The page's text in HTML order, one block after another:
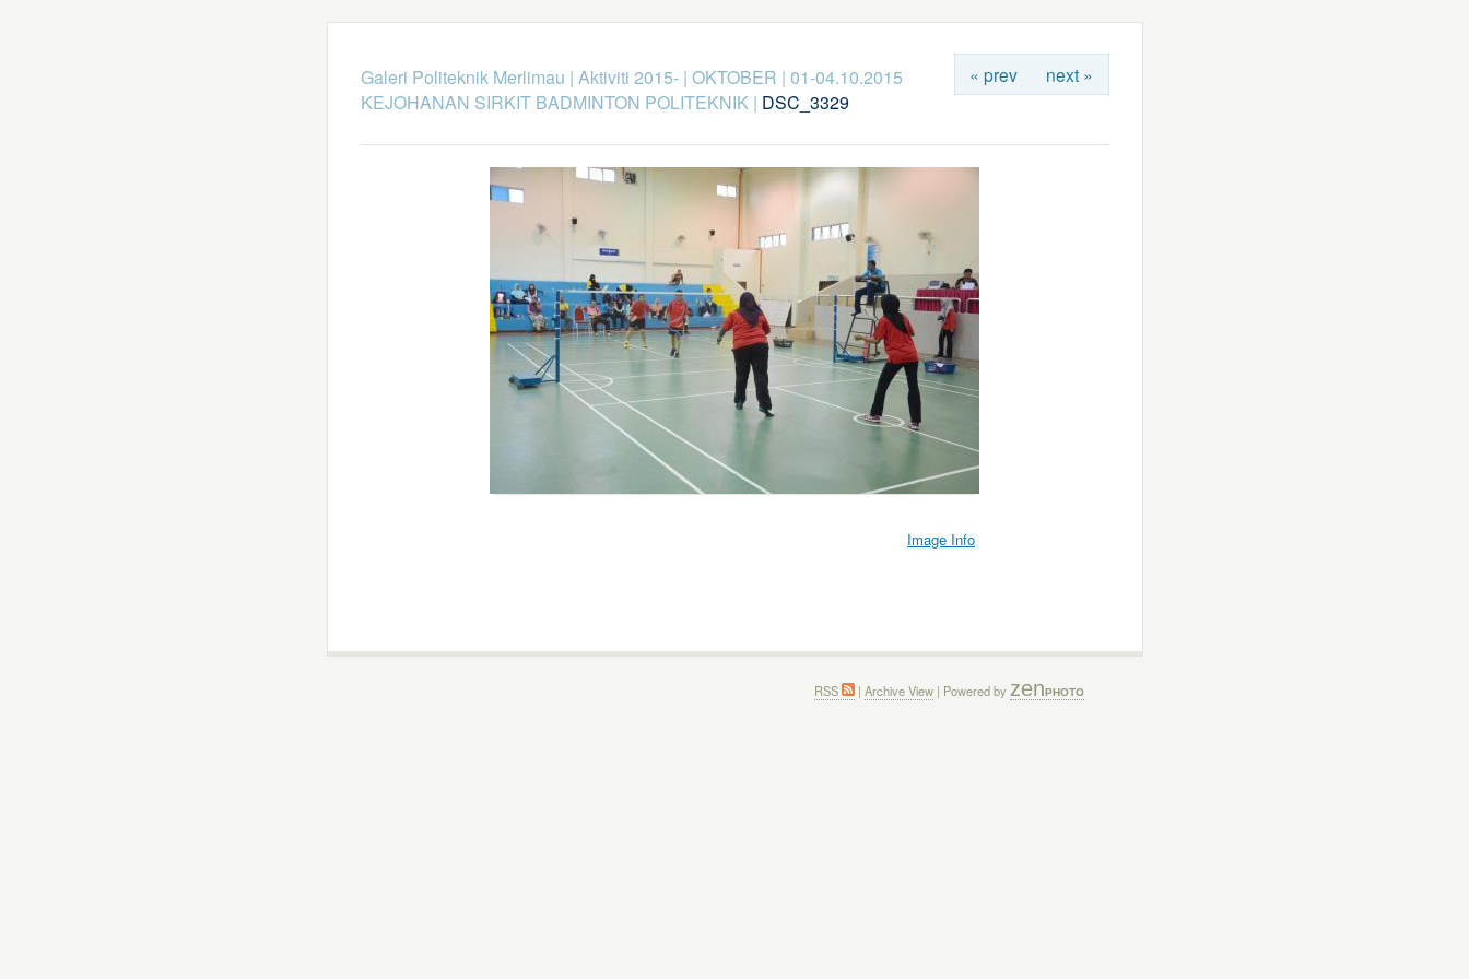
« prev next »
Galeri Politeknik Merlimau | Aktiviti 2015-| OKTOBER | 01-04.10.2015
KEJOHANAN SIRKIT BADMINTON POLITEKNIK| DSC_3329
Image Info
RSS | Archive View | Powered by zenPHOTO